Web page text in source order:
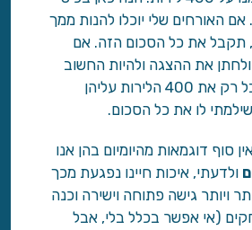
אם האורחים שלי יוכלו להנות ממך
תקבל את כל הסכום הזה. אם
את ההצגה ולהיות החשוב
ביותר בארוע, תקבל רק את 400 הלירות עליהן
לו את כל הסכום.
סוף דוגמאות מהיומיום בהן אנו
ולדעתי, איכות חיינו נפגעת מכך
ויותר גישה פתוחה וישירה וכנה
(אי אפשר בכלל בלי, אבל